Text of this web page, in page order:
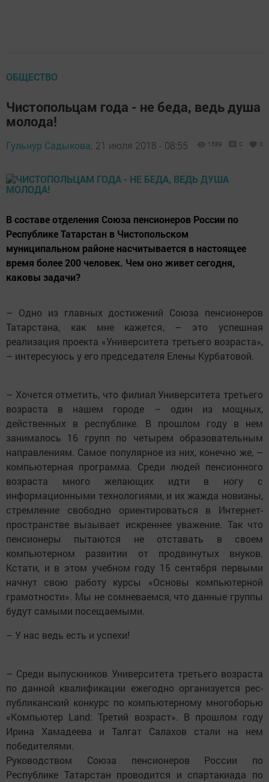
ОБЩЕСТВО
Чистопольцам года - не беда, ведь душа
молода!
Гульнур Садыкова, 21 июля 2018 - 08:55 1589 0 0
В составе отделения Союза пенсионеров России по
Республике Татарстан в Чистопольском
муниципальном районе насчитывается в настоящее
время более 200 человек. Чем оно живет сегодня,
каковы задачи?
– Одно из главных достижений Союза пенсионеров
Татарстана, как мне кажется, – это успешная
реализация проекта «Университета третьего возраста»,
– инте­ресуюсь у его председателя Елены Курбатовой.
– Хочется отметить, что филиал Университета третьего
возраста в нашем городе – один из мощных,
действенных в республике. В прош­лом году в нем
занималось 16 групп по четырем образовательным
направлениям. Самое популярное из них, конечно же, –
компьютерная программа. Среди людей пенсион­ного
возраста много желающих идти в ногу с
информационными технологиями, и их жажда новизны,
стремление свободно ориентироваться в Интернет-
пространстве вызывает искреннее уважение. Так что
пенсионеры пытаются не отставать в своем
компьютерном развитии от продвинутых внуков.
Кстати, и в этом учебном году 15 сентября первыми
начнут свою работу курсы «Основы компьютерной
грамотности». Мы не сомневаемся, что данные группы
будут самыми посещаемыми.
– У нас ведь есть и успехи!
– Среди выпускников Университета третьего возраста
по данной квалификации ежегодно организуется рес­
публиканский конкурс по компьютерному многоборью
«Компьютер Land: Третий возраст». В прошлом году
Ирина Хамадеева и Талгат Салахов стали на нем
победителями.
Руководством Союза пенсионеров России по
Республике Татарстан проводится и спартакиада по